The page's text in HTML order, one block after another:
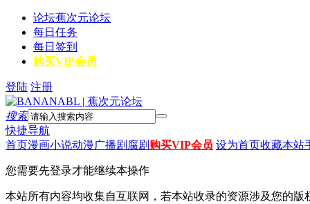
论坛蕉次元论坛
每日任务
每日签到
购买VIP会员
登陆 注册
搜索
快捷导航
首页漫画小说动漫广播剧 腐剧 购买VIP会员 设为首页收藏本站
您需要先登录才能继续本操作
本站所有内容均收集自互联网，若本站收录的资源涉及您的